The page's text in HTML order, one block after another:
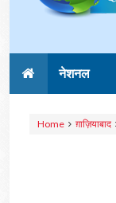
नेशनल
Home ग़ाज़ियाबाद